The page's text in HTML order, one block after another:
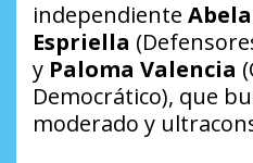
independiente
Espriella
y Paloma Valencia
Democrático), que
moderado y